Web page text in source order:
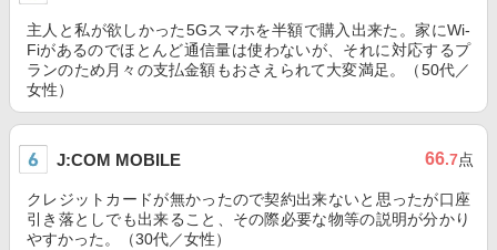
主人と私が欲しかった5Gスマホを半額で購入出来た。家にWi-
Fiがあるのでほとんど通信量は使わないが、それに対応するプ
ランのため月々の支払金額もおさえられて大変満足。（50代／
女性）
J:COM MOBILE 66.7点
クレジットカードが無かったので契約出来ないと思ったが口座
引き落としでも出来ること、その際必要な物等の説明が分かり
やすかった。（30代／女性）